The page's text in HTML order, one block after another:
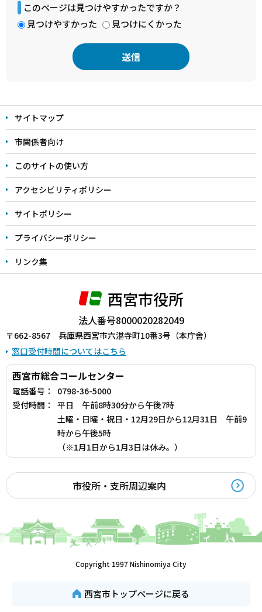
このページは見つけやすかったですか？
見つけやすかった
見つけにくかった
文
こ
こ
ま
で
サイトマップ
市関係者向け
このサイトの使い方
アクセシビリティポリシー
サイトポリシー
プライバシーポリシー
リンク集
西宮市役所
法人番号8000020282049
〒662-8567 兵庫県西宮市六湛寺町10番3号（本庁舎）
窓口受付時間についてはこちら
西宮市総合コールセンター
電話番号：
0798-36-5000
受付時間：
平日 午前8時30分から午後7時
土曜・日曜・祝日・12月29日から12月31日 午前9
時から午後5時
（※1月1日から1月3日は休み。）
市役所・支所周辺案内
Copyright 1997 Nishinomiya City
西宮市トップページに戻る